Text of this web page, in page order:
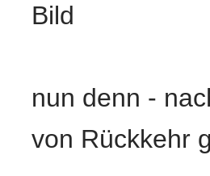
nun denn -
von Rückkehr